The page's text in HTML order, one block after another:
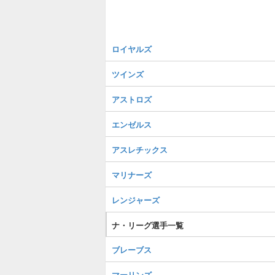
ロイヤルズ
ツインズ
アストロズ
エンゼルス
アスレチックス
マリナーズ
レンジャーズ
ナ・リーグ選手一覧
ブレーブス